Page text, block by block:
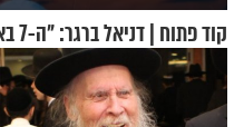
קוד פתוח | דניאל ברגר: "ה-7 באוקטובר גרם לי לחפש תשובות"